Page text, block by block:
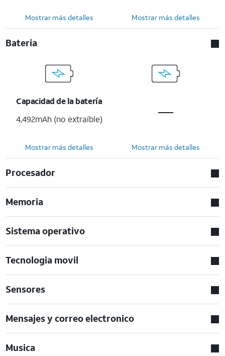
Mostrar más detalles Mostrar más detalles
Bateria
Capacidad de la batería
4,492mAh (no extraíble)
Mostrar más detalles Mostrar más detalles
Procesador
Memoria
Sistema operativo
Tecnologia movil
Sensores
Mensajes y correo electronico
Musica